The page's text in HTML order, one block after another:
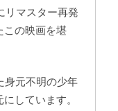
リマスター再発
この映画を堪
身元不明の少年
しています。